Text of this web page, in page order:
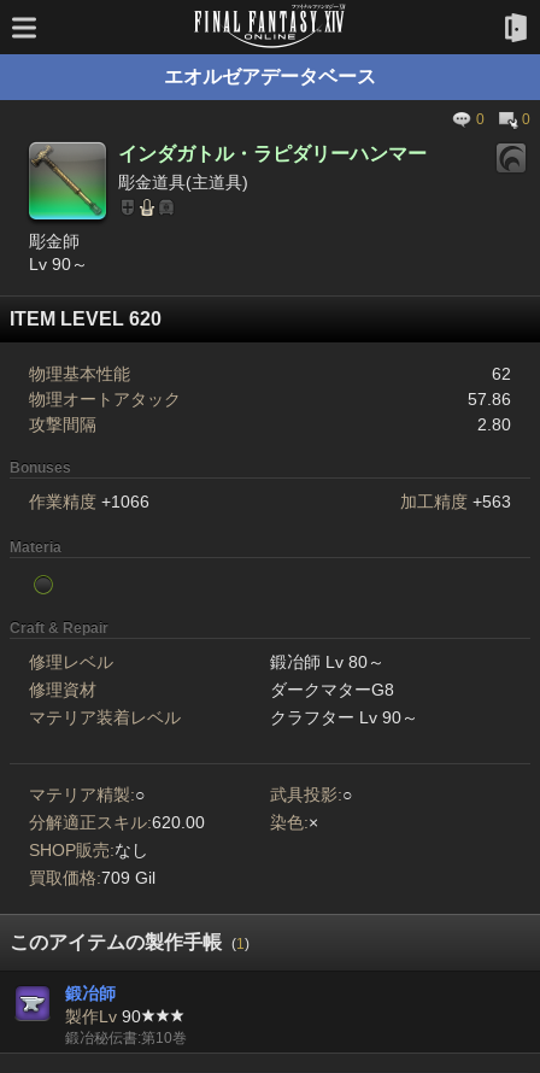
エオルゼアデータベース
0 0
インダガトル・ラピダリーハンマー
彫金道具(主道具)
彫金師
Lv 90～
ITEM LEVEL 620
物理基本性能
62
物理オートアタック
57.86
攻撃間隔
2.80
Bonuses
作業精度 +1066 加工精度 +563
Materia
Craft & Repair
修理レベル
鍛冶師 Lv 80～
修理資材
ダークマターG8
マテリア装着レベル
クラフター Lv 90～
マテリア精製:○ 武具投影:○
分解適正スキル:620.00 染色:×
SHOP販売:なし
買取価格:709 Gil
このアイテムの製作手帳 (1)
鍛冶師
製作Lv 90
鍛冶秘伝書:第10巻